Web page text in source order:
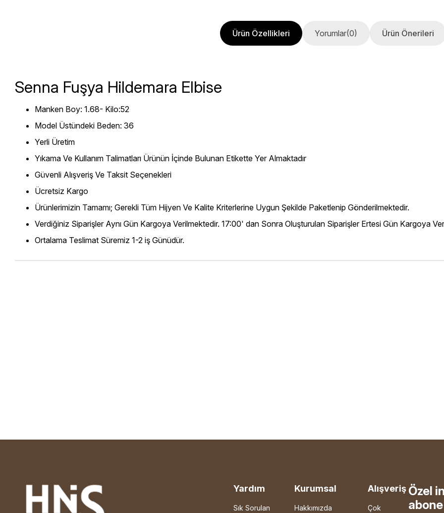
Ürün Özellikleri Yorumlar(0) Ürün Önerileri
Senna Fuşya Hildemara Elbise
Manken Boy: 1.68- Kilo:52
Model Üstündeki Beden: 36
Yerli Üretim
Yıkama Ve Kullanım Talimatları Ürünün İçinde Bulunan Etikette Yer Almaktadır
Güvenli Alışveriş Ve Taksit Seçenekleri
Ücretsiz Kargo
Ürünlerimizin Tamamı; Gerekli Tüm Hijyen Ve Kalite Kriterlerine Uygun Şekilde Paketlenip Gönderilmektedir.
Verdiğiniz Siparişler Aynı Gün Kargoya Verilmektedir. 17:00' dan Sonra Oluşturulan Siparişler Ertesi Gün Kargoya
Ortalama Teslimat Süremiz 1-2 iş Günüdür.
Yardım
Sık Sorulan
Kurumsal
Hakkımızda
Alışveriş
Çok
Özel